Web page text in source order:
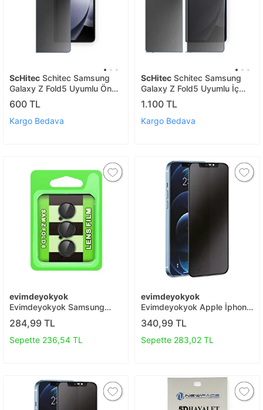
ScHitec Schitec Samsung
Galaxy Z Fold5 Uyumlu Ön
Yüzey Hayalet Privacy
Hidrojel Ekran Koruyucu
600 TL
Kargo Bedava
ScHitec Schitec Samsung
Galaxy Z Fold5 Uyumlu İç
Ekran Hayalet Privacy
Hidrojel Koruyucu
1.100 TL
Kargo Bedava
evimdeyokyok
Evimdeyokyok Samsung
Galaxy Z Fold 6 Raze Metal
Kamera Lens - Siyah T20
284,99 TL
Sepette 236,54 TL
evimdeyokyok
Evimdeyokyok Apple İphone
7 Plus 3d Antistatik Hayalet
Cam Ekran Koruyucu - Siyah
T20
340,99 TL
Sepette 283,02 TL